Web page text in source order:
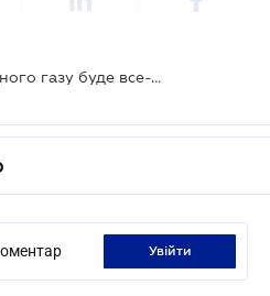
Облік споживання природного газу буде все-таки індивідуальним
увійти